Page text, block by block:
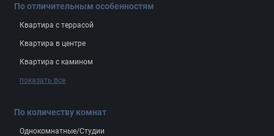
По отличительным особенностям
Квартира с террасой
Квартира в центре
Квартира с камином
показать все
По количеству комнат
Однокомнатные/Студии